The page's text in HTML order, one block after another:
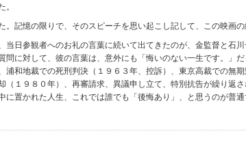
。
記憶の限りで、そのスピーチを思い起こし記して、この映画の
日参観者へのお礼の言葉に続いて出てきたのが、金監督と石
問に対して、彼の言葉は、意外にも「悔いのない一生です。」
浦和地裁での死刑判決（１９６３年、控訴）、東京高裁での無
（１９８０年）、再審請求、異議申し立て、特別抗告が繰り返
に置かれた人生、これでは誰でも「後悔あり」、と思うのが普通